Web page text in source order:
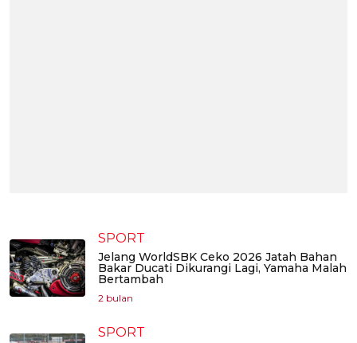
SPORT
Jelang WorldSBK Ceko 2026 Jatah Bahan
Bakar Ducati Dikurangi Lagi, Yamaha Malah
Bertambah
2 bulan
SPORT